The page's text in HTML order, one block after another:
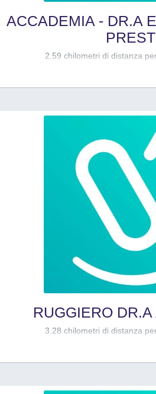
ACCADEMIA - DR.A
2.59 chilometri di distanza
RUGGIERO
3.28 chilometri di distanza